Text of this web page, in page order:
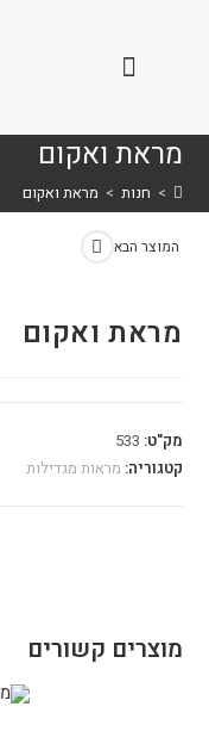
מראת ואקום
> חנות > מראת ואקום
המוצר הבא
מראת ואקום
מק"ט: 533
קטגוריה: מראות מגדילות
מוצרים קשורים